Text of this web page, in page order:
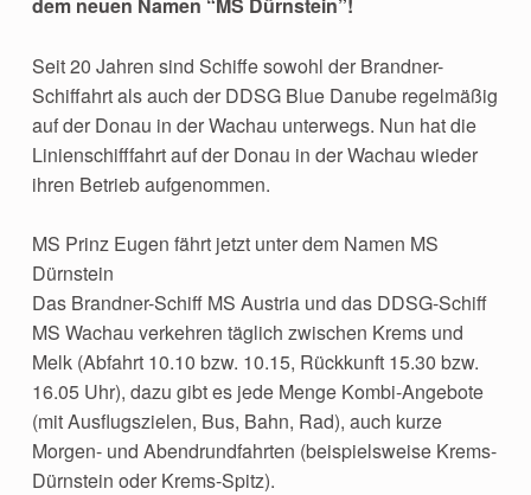
Seit 20 Jahren sind Schiffe sowohl der Brandner-
Schiffahrt als auch der DDSG Blue Danube regelmäßig
auf der Donau in der Wachau unterwegs. Nun hat die
Linienschifffahrt auf der Donau in der Wachau wieder
ihren Betrieb aufgenommen.
MS Prinz Eugen fährt jetzt unter dem Namen MS
Dürnstein
Das Brandner-Schiff MS Austria und das DDSG-Schiff
MS Wachau verkehren täglich zwischen Krems und
Melk (Abfahrt 10.10 bzw. 10.15, Rückkunft 15.30 bzw.
16.05 Uhr), dazu gibt es jede Menge Kombi-Angebote
(mit Ausflugszielen, Bus, Bahn, Rad), auch kurze
Morgen- und Abendrundfahrten (beispielsweise Krems-
Dürnstein oder Krems-Spitz).